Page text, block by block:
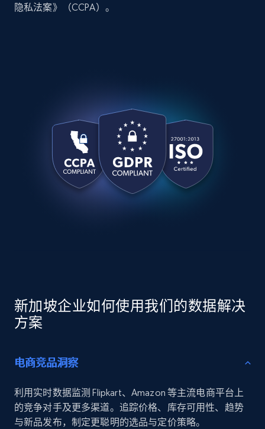
隐私法案》（CCPA）。
新加坡企业如何使用我们的数据解决
方案
电商竞品洞察
利用实时数据监测 Flipkart、Amazon 等主流电商平台上
的竞争对手及更多渠道。追踪价格、库存可用性、趋势
与新品发布，制定更聪明的选品与定价策略。